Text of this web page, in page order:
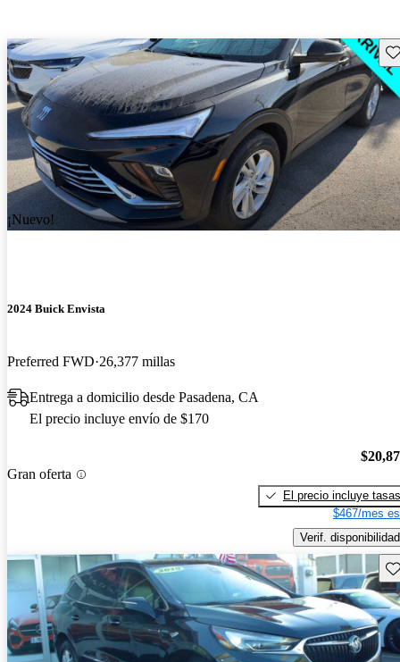
¡Nuevo!
2024 Buick Envista
Preferred FWD 26,377 millas
Entrega a domicilio desde Pasadena, CA
El precio incluye envío de $170
Gran oferta
El precio incluye tasas
$467/mes
Verif. disponibilidad